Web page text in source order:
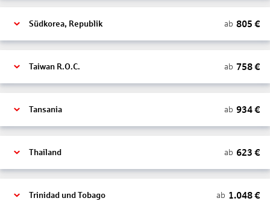
Südkorea, Republik ab 805 €
Taiwan R.O.C. ab 758€
Tansania ab 934€
Thailand ab 623 €
Trinidad und Tobago ab 1.048€